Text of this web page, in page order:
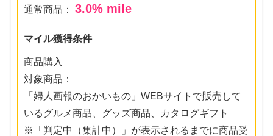
通常商品：3.0% mile
マイル獲得条件
商品購入
対象商品：
「婦人画報のおかいもの」WEBサイトで販売して
いるグルメ商品、グッズ商品、カタログギフト
※「判定中（集計中）」が表示されるまでに商品受